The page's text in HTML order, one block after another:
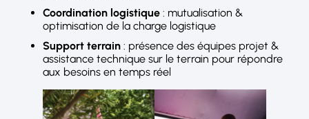
Coordination logistique : mutualisation &
optimisation de la charge logistique
Support terrain : présence des équipes projet &
assistance technique sur le terrain pour répondre
aux besoins en temps réel